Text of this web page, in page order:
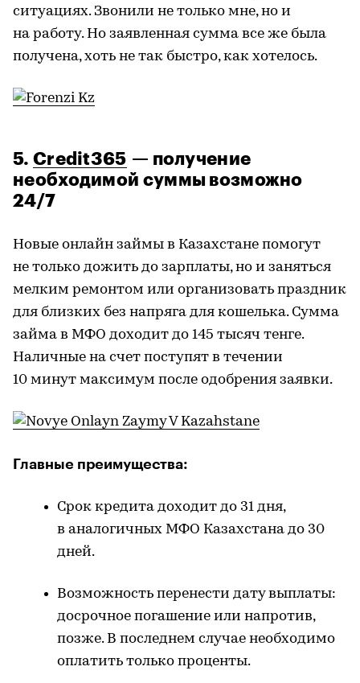
ситуациях. Звонили не только мне, но и
на работу. Но заявленная сумма все же была
получена, хоть не так быстро, как хотелось.
5. Credit365 — получение
необходимой суммы возможно
24/7
Новые онлайн займы в Казахстане помогут
не только дожить до зарплаты, но и заняться
мелким ремонтом или организовать праздник
для близких без напряга для кошелька. Сумма
займа в МФО доходит до 145 тысяч тенге.
Наличные на счет поступят в течении
10 минут максимум после одобрения заявки.
Главные преимущества:
Срок кредита доходит до 31 дня,
в аналогичных МФО Казахстана до 30
дней.
Возможность перенести дату выплаты:
досрочное погашение или напротив,
позже. В последнем случае необходимо
оплатить только проценты.